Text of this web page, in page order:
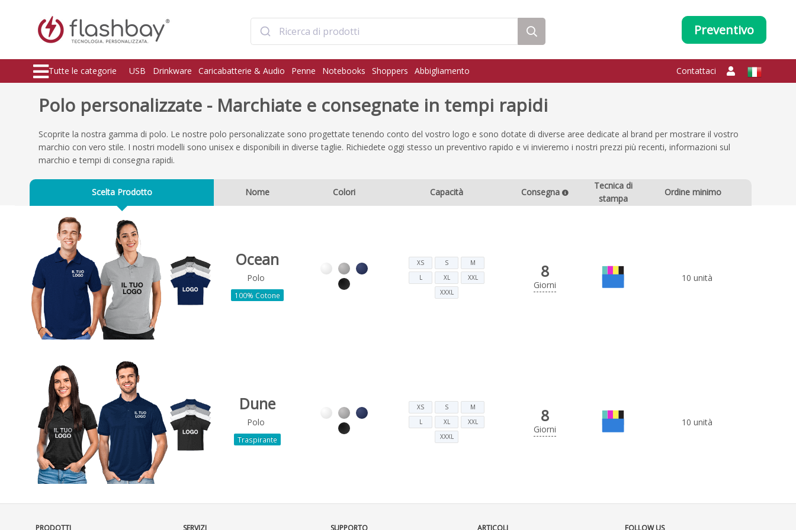
Preventivo
Tutte le categorie USB Drinkware Caricabatterie & Audio Penne Notebooks Shoppers Abbigliamento Contattaci
Polo personalizzate - Marchiate e consegnate in tempi rapidi
Scoprite la nostra gamma di polo. Le nostre polo personalizzate sono progettate tenendo conto del vostro logo e sono dotate di diverse aree dedicate al brand per mostrare il vostro
marchio con vero stile. I nostri modelli sono unisex e disponibili in diverse taglie. Richiedete oggi stesso un preventivo rapido e vi invieremo i nostri prezzi più recenti, informazioni sul
marchio e tempi di consegna rapidi.
Scelta Prodotto Nome Colori Capacità Consegna
Tecnica di
stampa
Ordine minimo
Ocean
Polo
100% Cotone
XS S
M
L
XL
XXL
XXXL
8
Giorni
10 unità
Dune
Polo
Traspirante
XS S
M
L
XL
XXL
XXXL
8
Giorni
10 unità
PRODOTTI SERVIZI SUPPORTO ARTICOLI FOLLOW US